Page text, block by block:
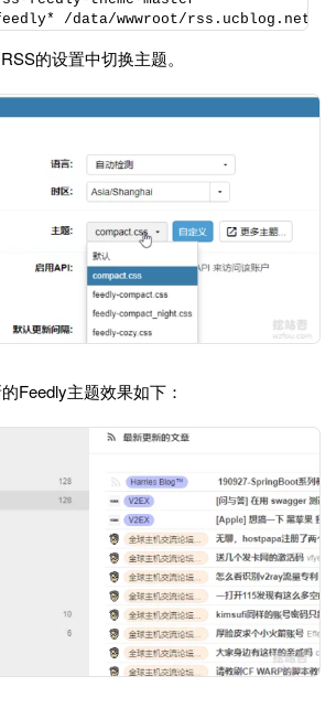
/data/wwwroot/rss. ucblog . net
的设置中切换主题。
Feedly主题效果如下：